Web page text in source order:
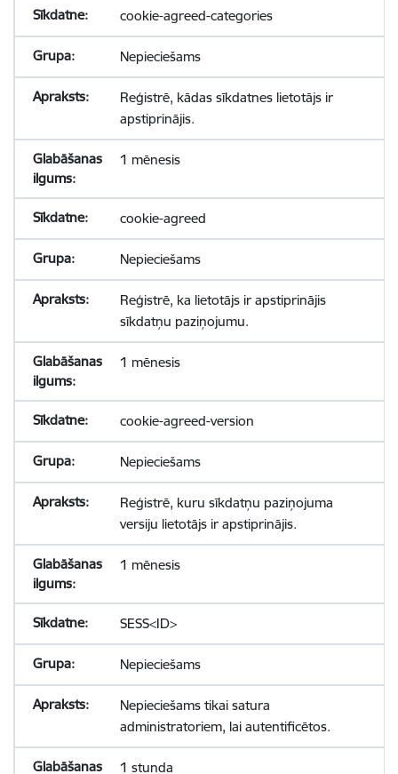
cookie-agreed-categories
Nepieciešams
Reģistrē, kādas sīkdatnes lietotājs ir
apstiprinājis.
1 mēnesis
cookie-agreed
Nepieciešams
Reģistrē, ka lietotājs ir apstiprinājis
sīkdatņu paziņojumu.
1 mēnesis
cookie-agreed-version
Nepieciešams
Reģistrē, kuru sīkdatņu paziņojuma
versiju lietotājs ir apstiprinājis.
1 mēnesis
SESS<ID>
Nepieciešams
Nepieciešams tikai satura
administratoriem, lai autentificētos.
1 stunda